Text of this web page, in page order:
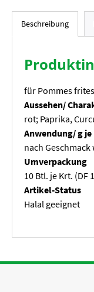
Beschreibung
für Pommes
Aussehen/
rot; Paprika,
Anwendung/ g je
nach Geschmack
Umverpackung
10 Btl. je Krt. (DF
Artikel-Status
Halal geeignet